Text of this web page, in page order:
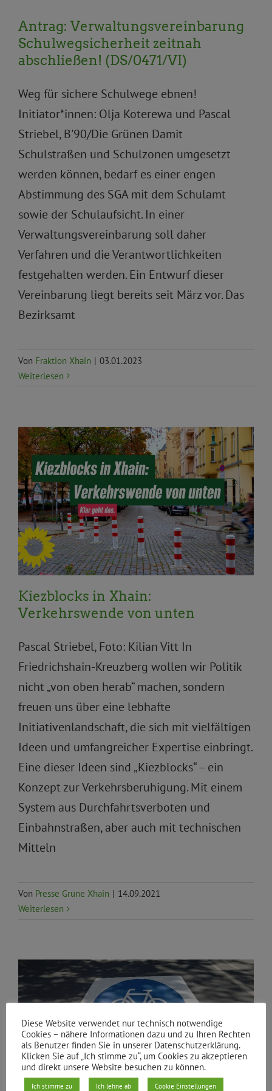
Antrag: Verwaltungsvereinbarung
Schulwegsicherheit zeitnah
abschließen! (DS/0471/VI)
Weg für sichere Schulwege ebnen!
Initiator*innen: Olja Koterewa und Pascal
Striebel, B'90/Die Grünen Damit
Schulstraßen und Schulzonen umgesetzt
werden können, bedarf es einer engen
Abstimmung des SGA mit dem Schulamt
sowie der Schulaufsicht. In einer
Verwaltungsvereinbarung soll daher
Verfahren und die Verantwortlichkeiten
festgehalten werden. Ein Entwurf dieser
Vereinbarung liegt bereits seit März vor. Das
Bezirksamt
Von Fraktion Xhain | 03.01.2023
Weiterlesen
Aktuelles Allgemein Priorität Stachel Verkehr und
Mobilität
Kiezblocks in Xhain:
Verkehrswende von unten
Pascal Striebel, Foto: Kilian Vitt In
Friedrichshain-Kreuzberg wollen wir Politik
nicht „von oben herab“ machen, sondern
freuen uns über eine lebhafte
Initiativenlandschaft, die sich mit vielfältigen
Ideen und umfangreicher Expertise einbringt.
Eine dieser Ideen sind „Kiezblocks“ – ein
Konzept zur Verkehrsberuhigung. Mit einem
System aus Durchfahrtsverboten und
Einbahnstraßen, aber auch mit technischen
Mitteln
Von Presse Grüne Xhain | 14.09.2021
Weiterlesen
Aktuelles Fahrrad Priorität Verkehr und Mobilität
Diese Website verwendet nur technisch notwendige
Cookies – nähere Informationen dazu und zu Ihren Rechten
als Benutzer finden Sie in unserer Datenschutzerklärung.
Klicken Sie auf „Ich stimme zu“, um Cookies zu akzeptieren
und direkt unsere Website besuchen zu können.
Ich stimme zu Ich lehne ab Cookie Einstellungen